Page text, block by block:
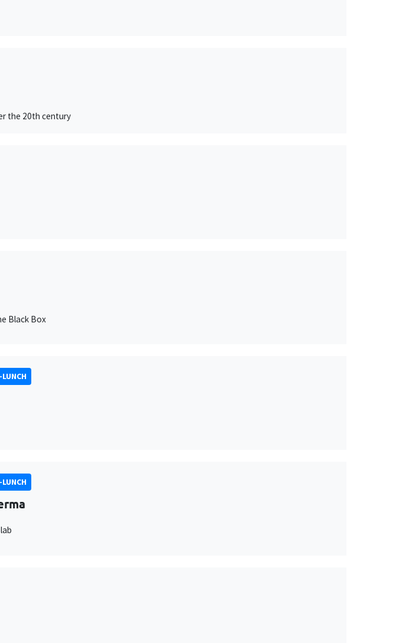
the 20th century
Black Box
LUNCH
LUNCH